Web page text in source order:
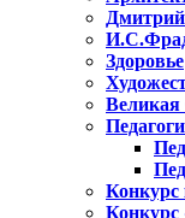
Здоровье
Великая
Конкурс
Конкурс